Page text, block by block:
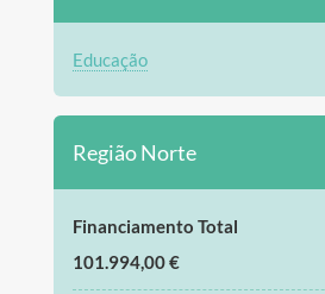
Educação
Região Norte
Financiamento Total
101.994,00 €